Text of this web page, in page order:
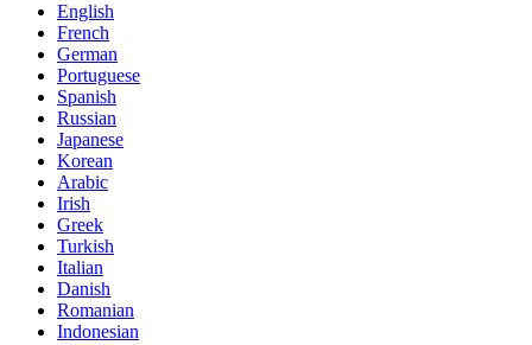
English
French
German
Portuguese
Spanish
Russian
Japanese
Korean
Arabic
Irish
Greek
Turkish
Italian
Danish
Romanian
Indonesian